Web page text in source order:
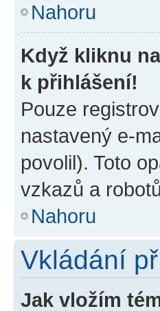
Nahoru
Když kliknu
k přihlášení!
Pouze
nastavený e-
povolil). Toto
vzkazů a
Nahoru
Vkládání
Jak vložím